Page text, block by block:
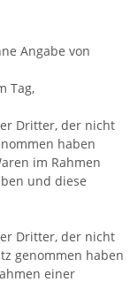
Angabe von
Tag,
Dritter, der nicht
haben
im Rahmen
und diese
Dritter, der nicht
genommen haben
einer